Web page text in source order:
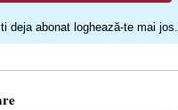
deja abonat loghează-te mai jos.